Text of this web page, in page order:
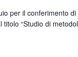
per il conferimento
titolo “Studio di